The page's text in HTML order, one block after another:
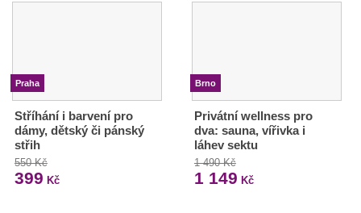
Praha
Stříhání i barvení pro
dámy, dětský či pánský
střih
550 Kč
399 Kč
Brno
Privátní wellness pro
dva: sauna, vířivka i
láhev sektu
1 490 Kč
1 149 Kč